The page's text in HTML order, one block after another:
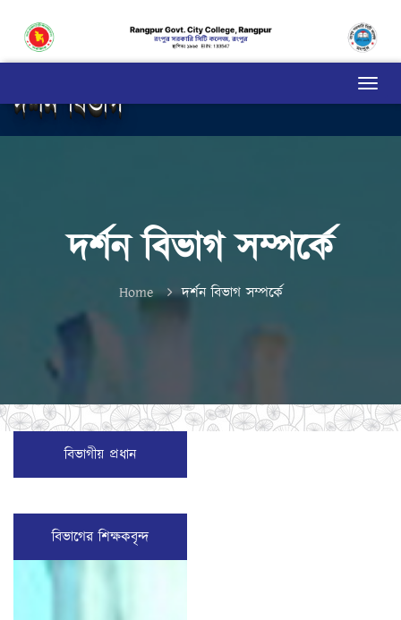
দর্শন বিভাগ
দর্শন বিভাগ সম্পর্কে
Home দর্শন বিভাগ সম্পর্কে
বিভাগীয় প্রধান
বিভাগের শিক্ষকবৃন্দ